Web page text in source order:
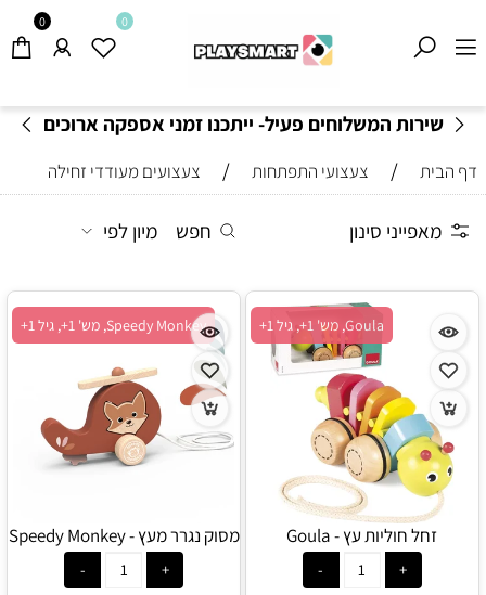
שירות המשלוחים פעיל- ייתכנו זמני אספקה ארוכים
0 0
דף הבית / צעצועי התפתחות / צעצועים מעודדי זחילה
מאפייני סינון חפש מיון לפי
Goula, מש' 1+, גיל 1+
זחל חוליות עץ - Goula
Speedy Monkey, מש' 1+, גיל 1+
מסוק נגרר מעץ - Speedy Monkey